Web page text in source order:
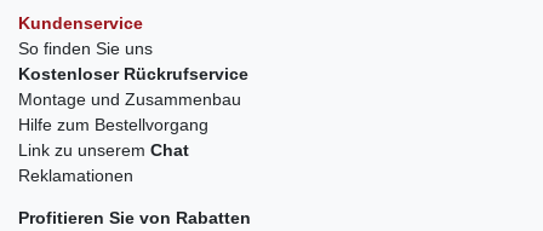
Kundenservice
So finden Sie uns
Kostenloser Rückrufservice
Montage und Zusammenbau
Hilfe zum Bestellvorgang
Link zu unserem Chat
Reklamationen
Profitieren Sie von Rabatten